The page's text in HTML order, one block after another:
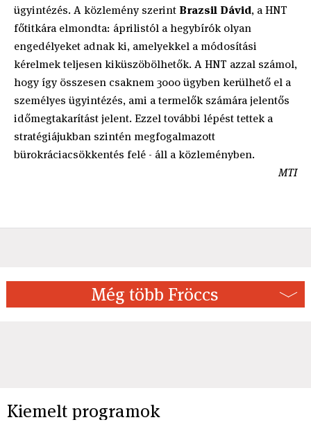
ügyintézés. A közlemény szerint Brazsil Dávid, a HNT
főtitkára elmondta: áprilistól a hegybírók olyan
engedélyeket adnak ki, amelyekkel a módosítási
kérelmek teljesen kiküszöbölhetők. A HNT azzal számol,
hogy így összesen csaknem 3000 ügyben kerülhető el a
személyes ügyintézés, ami a termelők számára jelentős
időmegtakarítást jelent. Ezzel további lépést tettek a
stratégiájukban szintén megfogalmazott
bürokráciacsökkentés felé - áll a közleményben.
MTI
Még több Fröccs
Kiemelt programok